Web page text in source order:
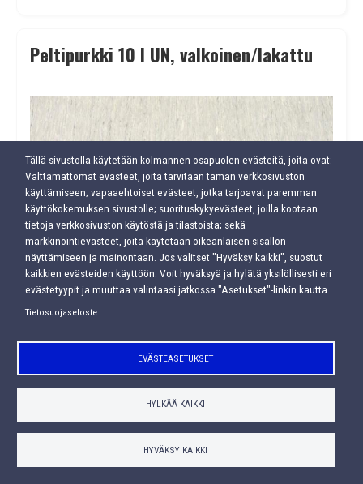
Tällä sivustolla käytetään kolmannen osapuolen evästeitä, joita ovat:
Välttämättömät evästeet, joita tarvitaan tämän verkkosivuston
käyttämiseen; vapaaehtoiset evästeet, jotka tarjoavat paremman
käyttökokemuksen sivustolle; suorituskykyevästeet, joilla kootaan
tietoja verkkosivuston käytöstä ja tilastoista; sekä
markkinointievästeet, joita käytetään oikeanlaisen sisällön
näyttämiseen ja mainontaan. Jos valitset "Hyväksy kaikki", suostut
kaikkien evästeiden käyttöön. Voit hyväksyä ja hylätä yksilöllisesti eri
evästetyypit ja muuttaa valintaasi jatkossa "Asetukset"-linkin kautta.
Tietosuojaseloste
EVÄSTEASETUKSET
HYLKÄÄ KAIKKI
HYVÄKSY KAIKKI
Peltipurkki 10 l UN, valkoinen/lakattu